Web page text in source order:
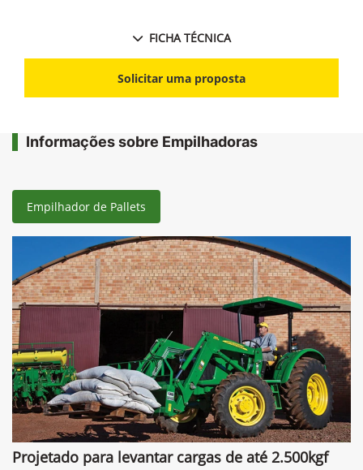
FICHA TÉCNICA
Solicitar uma proposta
Informações sobre Empilhadoras
Empilhador de Pallets
Projetado para levantar cargas de até 2.500kgf